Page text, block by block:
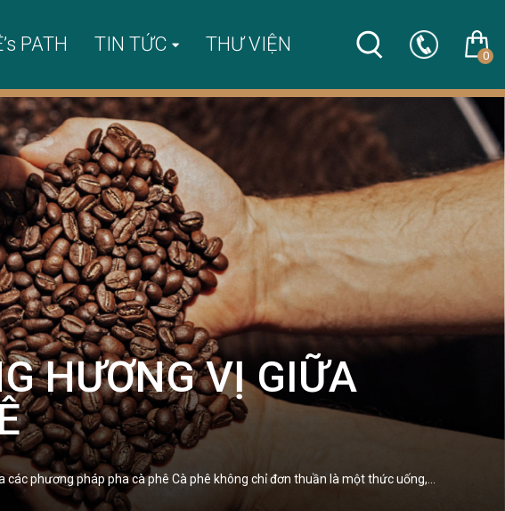
PATH TIN TỨC THƯ VIỆN 0
HƯƠNG VỊ GIỮA
phương pháp pha cà phê Cà phê không chỉ đơn thuần là một thức uống,…